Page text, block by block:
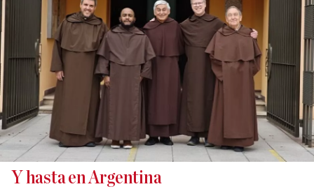
Y hasta en Argentina